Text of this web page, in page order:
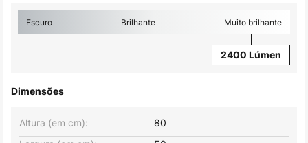
Escuro Brilhante Muito brilhante
2400 Lúmen
Dimensões
Altura (em cm): 80